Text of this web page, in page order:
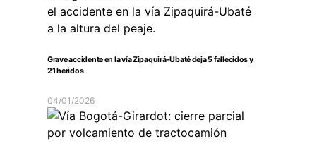
Grave accidente en la vía Zipaquirá-Ubaté deja 5 fallecidos y
21 heridos
04/01/2026